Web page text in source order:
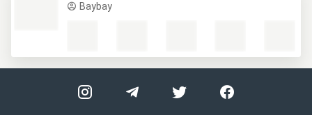
Baybay